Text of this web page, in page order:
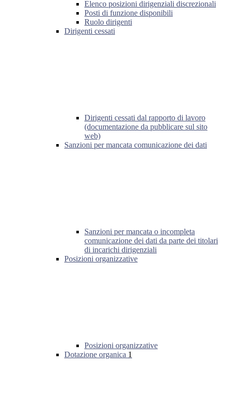
Elenco posizioni dirigenziali discrezionali
Posti di funzione disponibili
Ruolo dirigenti
Dirigenti cessati
Dirigenti cessati dal rapporto di lavoro
(documentazione da pubblicare sul sito
web)
Sanzioni per mancata comunicazione dei dati
Sanzioni per mancata o incompleta
comunicazione dei dati da parte dei titolari
di incarichi dirigenziali
Posizioni organizzative
Posizioni organizzative
Dotazione organica 1